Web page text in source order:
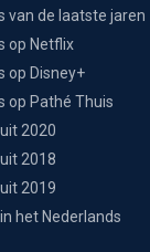
van de laatste jaren
op Netflix
op Disney+
op Pathé Thuis
2020
2018
2019
het Nederlands